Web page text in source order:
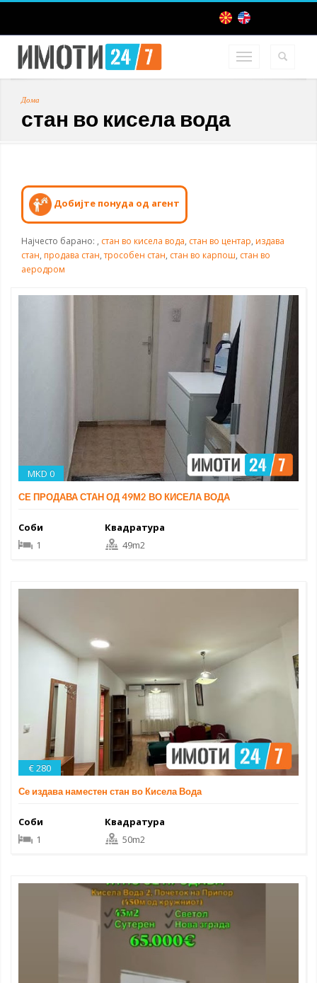
Дома
стан во кисела вода
Добијте понуда од агент
Најчесто барано: , стан во кисела вода, стан во центар, издава
стан, продава стан,трособен стан, стан во карпош, стан во
аеродром
MKD 0
СЕ ПРОДАВА СТАН ОД 49М2 ВО КИСЕЛА ВОДА
Соби
1
Квадратура
49m2
€ 280
Се издава наместен стан во Кисела Вода
Соби
1
Квадратура
50m2